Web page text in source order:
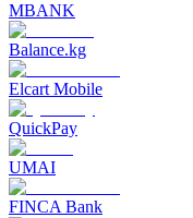
MBANK
Balance.kg
Elcart Mobile
QuickPay
UMAI
FINCA Bank